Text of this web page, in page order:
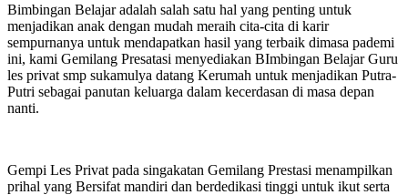
Bimbingan Belajar adalah salah satu hal yang penting untuk
menjadikan anak dengan mudah meraih cita-cita di karir
sempurnanya untuk mendapatkan hasil yang terbaik dimasa pademi
ini, kami Gemilang Presatasi menyediakan BImbingan Belajar Guru
les privat smp sukamulya datang Kerumah untuk menjadikan Putra-
Putri sebagai panutan keluarga dalam kecerdasan di masa depan
nanti.
Gempi Les Privat pada singakatan Gemilang Prestasi menampilkan
prihal yang Bersifat mandiri dan berdedikasi tinggi untuk ikut serta